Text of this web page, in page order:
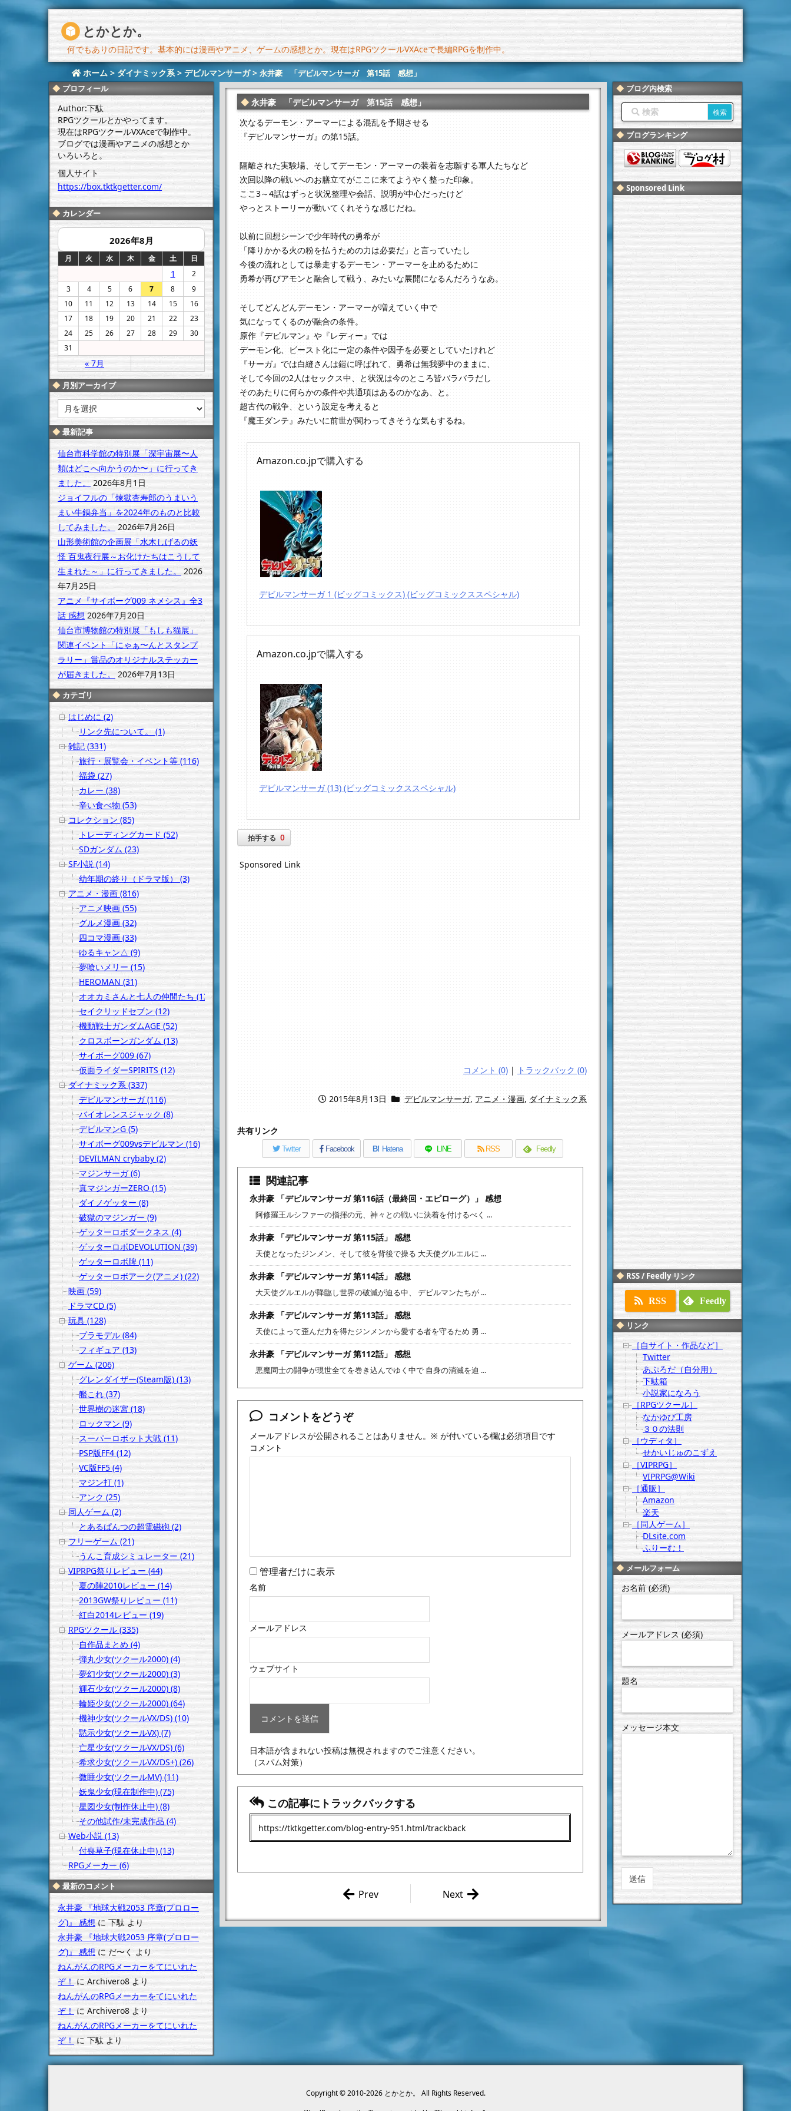
とかとか。
何でもありの日記です。基本的には漫画やアニメ、ゲームの感想とか。現在はRPGツクールVXAceで長編RPGを制作中。
ホーム > ダイナミック系> デビルマンサーガ> 永井豪 「デビルマンサーガ 第15話 感想」
永井豪 「デビルマンサーガ 第15話 感想」
次なるデーモン・アーマーによる混乱を予期させる
『デビルマンサーガ』の第15話。
隔離された実験場、そしてデーモン・アーマーの装着を志願する軍人たちなど
次回以降の戦いへのお膳立てがここに来てようやく整った印象。
ここ3～4話はずっと状況整理や会話、説明が中心だったけど
やっとストーリーが動いてくれそうな感じだね。
以前に回想シーンで少年時代の勇希が
「降りかかる火の粉を払うための力は必要だ」と言っていたし
今後の流れとしては暴走するデーモン・アーマーを止めるために
勇希が再びアモンと融合して戦う、みたいな展開になるんだろうなあ。
そしてどんどんデーモン・アーマーが増えていく中で
気になってくるのが融合の条件。
原作『デビルマン』や『レディー』では
デーモン化、ビースト化に一定の条件や因子を必要としていたけれど
『サーガ』では白縫さんは鎧に呼ばれて、勇希は無我夢中のままに、
そして今回の2人はセックス中、と状況は今のところ皆バラバラだし
そのあたりに何らかの条件や共通項はあるのかなあ、と。
超古代の戦争、という設定を考えると
『魔王ダンテ』みたいに前世が関わってきそうな気もするね。
Amazon.co.jpで購入する
デビルマンサーガ 1 (ビッグコミックス) (ビッグコミックススペシャル)
Amazon.co.jpで購入する
デビルマンサーガ (13) (ビッグコミックススペシャル)
拍手する 0
Sponsored Link
コメント (0) | トラックバック (0)
2015年8月13日 デビルマンサーガ, アニメ・漫画, ダイナミック系
共有リンク
Twitter Facebook B! Hatena LINE RSS Feedly
関連記事
永井豪 「デビルマンサーガ 第116話（最終回・エピローグ）」 感想
阿修羅王ルシファーの指揮の元、神々との戦いに決着を付けるべく ...
永井豪 「デビルマンサーガ 第115話」 感想
天使となったジンメン、そして彼を背後で操る 大天使グルエルに ...
永井豪 「デビルマンサーガ 第114話」 感想
大天使グルエルが降臨し世界の破滅が迫る中、 デビルマンたちが ...
永井豪 「デビルマンサーガ 第113話」 感想
天使によって歪んだ力を得たジンメンから愛する者を守るため 勇 ...
永井豪 「デビルマンサーガ 第112話」 感想
悪魔同士の闘争が現世全てを巻き込んでゆく中で 自身の消滅を迫 ...
コメントをどうぞ
メールアドレスが公開されることはありません。 ※ が付いている欄は必須項目です
コメント
管理者だけに表示
名前
メールアドレス
ウェブサイト
日本語が含まれない投稿は無視されますのでご注意ください。
（スパム対策）
この記事にトラックバックする
ワールド に行ってきたよー。
Next
ンプレッション。
Prev
プロフィール
Author:下駄
RPGツクールとかやってます。
現在はRPGツクールVXAceで制作中。
ブログでは漫画やアニメの感想とか
いろいろと。
個人サイト
https://box.tktkgetter.com/
カレンダー
2026年8月
月 火 水 木 金 土 日
1
2
3
4 5 6 7 8
9
10
11 12 13 14 15
16
17
18 19 20 21 22
23
24
25 26 27 28 29
30
31
« 7月
月別アーカイブ
別
ア
ー
カ
イ
ブ
最新記事
仙台市科学館の特別展「深宇宙展〜人
類はどこへ向かうのか〜」に行ってき
ました。
2026年8月1日
ジョイフルの「煉獄杏寿郎のうまいう
まい牛鍋弁当」を2024年のものと比較
してみました。 2026年7月26日
山形美術館の企画展「水木しげるの妖
怪 百鬼夜行展～お化けたちはこうして
生まれた～」に行ってきました。 2026
年7月25日
アニメ『サイボーグ009 ネメシス』全3
話 感想 2026年7月20日
仙台市博物館の特別展「もしも猫展」
関連イベント「にゃぁ〜んとスタンプ
ラリー」賞品のオリジナルステッカー
が届きました。 2026年7月13日
カテゴリ
はじめに (2)
リンク先について。 (1)
雑記 (331)
旅行・展覧会・イベント等 (116)
福袋 (27)
カレー (38)
辛い食べ物 (53)
コレクション (85)
トレーディングカード (52)
SDガンダム (23)
SF小説 (14)
幼年期の終り（ドラマ版） (3)
アニメ・漫画 (816)
アニメ映画 (55)
グルメ漫画 (32)
四コマ漫画 (33)
ゆるキャン△ (9)
夢喰いメリー (15)
HEROMAN (31)
オオカミさんと七人の仲間たち (13)
セイクリッドセブン (12)
機動戦士ガンダムAGE (52)
クロスボーンガンダム (13)
サイボーグ009 (67)
仮面ライダーSPIRITS (12)
ダイナミック系 (337)
デビルマンサーガ (116)
バイオレンスジャック (8)
デビルマンG (5)
サイボーグ009vsデビルマン (16)
DEVILMAN crybaby (2)
マジンサーガ (6)
真マジンガーZERO (15)
ダイノゲッター (8)
破獄のマジンガー (9)
ゲッターロボダークネス (4)
ゲッターロボDEVOLUTION (39)
ゲッターロボ牌 (11)
ゲッターロボアーク(アニメ) (22)
映画 (59)
ドラマCD (5)
玩具 (128)
プラモデル (84)
フィギュア (13)
ゲーム (206)
グレンダイザー(Steam版) (13)
艦これ (37)
世界樹の迷宮 (18)
ロックマン (9)
スーパーロボット大戦 (11)
PSP版FF4 (12)
VC版FF5 (4)
マジン打 (1)
アンク (25)
同人ゲーム (2)
とあるぱんつの超電磁砲 (2)
フリーゲーム (21)
うんこ育成シミュレーター (21)
VIPRPG祭りレビュー (44)
夏の陣2010レビュー (14)
2013GW祭りレビュー (11)
紅白2014レビュー (19)
RPGツクール (335)
自作品まとめ (4)
弾丸少女(ツクール2000) (4)
夢幻少女(ツクール2000) (3)
輝石少女(ツクール2000) (8)
輪姫少女(ツクール2000) (64)
機神少女(ツクールVX/DS) (10)
黙示少女(ツクールVX) (7)
亡星少女(ツクールVX/DS) (6)
希求少女(ツクールVX/DS+) (26)
微睡少女(ツクールMV) (11)
妖鬼少女(現在制作中) (75)
星図少女(制作休止中) (8)
その他試作/未完成作品 (4)
Web小説 (13)
付喪草子(現在休止中) (13)
RPGメーカー (6)
最新のコメント
永井豪 『地球大戦2053 序章(プロロー
グ)』 感想に下駄より
永井豪 『地球大戦2053 序章(プロロー
グ)』 感想に だ〜くより
ねんがんのRPGメーカーをてにいれた
ぞ！にArchivero8より
ねんがんのRPGメーカーをてにいれた
ぞ！ に Archivero8より
ねんがんのRPGメーカーをてにいれた
ぞ！に 下駄より
ブログ内検索
ブログランキング
Sponsored Link
RSS / Feedly リンク
RSS Feedly
リンク
［自サイト・作品など］
Twitter
あぷろだ（自分用）
下駄箱
小説家になろう
［RPGツクール］
なかゆび工房
３０の法則
［ウディタ］
せかいじゅのこずえ
［VIPRPG］
VIPRPG@Wiki
［通販］
Amazon
楽天
［同人ゲーム］
DLsite.com
ふりーむ！
メールフォーム
お名前 (必須)
メールアドレス (必須)
題名
メッセージ本文
Copyright ©2010-2026 とかとか。 All Rights Reserved.